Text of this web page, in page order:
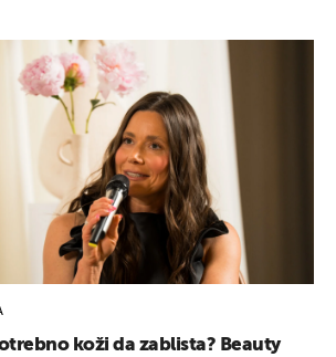
koži da zablista? Beauty